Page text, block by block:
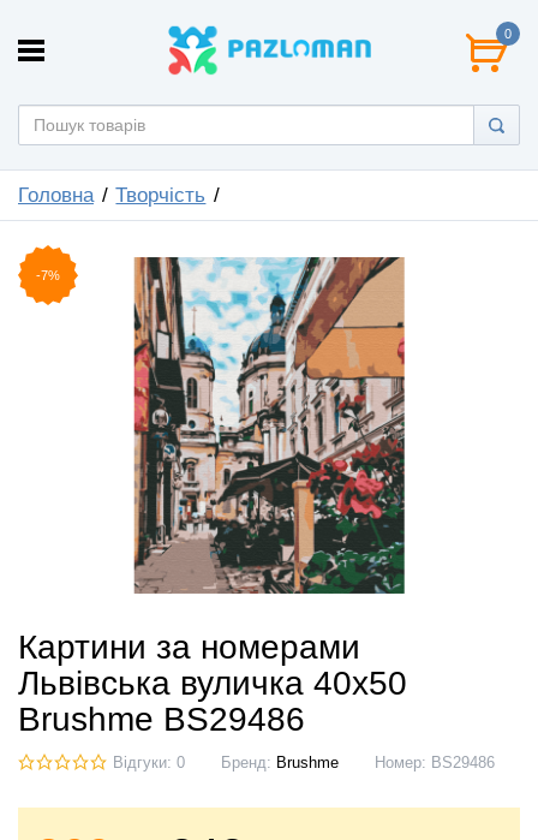
0
Головна Творчість
-7%
Картини за номерами
Львівська вуличка 40x50
Brushme BS29486
Відгуки: 0 Бренд: Brushme Номер: BS29486